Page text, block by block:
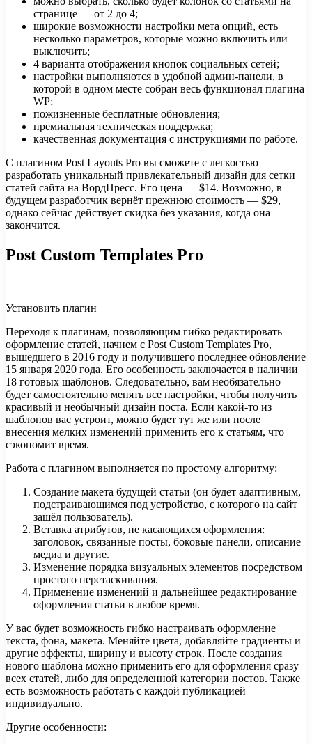
странице — от 2 до 4;
широкие возможности настройки мета опций, есть
несколько параметров, которые можно включить или
выключить;
4 варианта отображения кнопок социальных сетей;
настройки выполняются в удобной админ-панели, в
которой в одном месте собран весь функционал плагина
WP;
пожизненные бесплатные обновления;
премиальная техническая поддержка;
качественная документация с инструкциями по работе.
С плагином Post Layouts Pro вы сможете с легкостью
разработать уникальный привлекательный дизайн для сетки
статей сайта на ВордПресс. Его цена — $14. Возможно, в
будущем разработчик вернёт прежнюю стоимость — $29,
однако сейчас действует скидка без указания, когда она
закончится.
Post Custom Templates Pro
Установить плагин
Переходя к плагинам, позволяющим гибко редактировать
оформление статей, начнем с Post Custom Templates Pro,
вышедшего в 2016 году и получившего последнее обновление
15 января 2020 года. Его особенность заключается в наличии
18 готовых шаблонов. Следовательно, вам необязательно
будет самостоятельно менять все настройки, чтобы получить
красивый и необычный дизайн поста. Если какой-то из
шаблонов вас устроит, можно будет тут же или после
внесения мелких изменений применить его к статьям, что
сэкономит время.
Работа с плагином выполняется по простому алгоритму:
Создание макета будущей статьи (он будет адаптивным,
подстраивающимся под устройство, с которого на сайт
зашёл пользователь).
Вставка атрибутов, не касающихся оформления:
заголовок, связанные посты, боковые панели, описание
медиа и другие.
Изменение порядка визуальных элементов посредством
простого перетаскивания.
Применение изменений и дальнейшее редактирование
оформления статьи в любое время.
У вас будет возможность гибко настраивать оформление
текста, фона, макета. Меняйте цвета, добавляйте градиенты и
другие эффекты, ширину и высоту строк. После создания
нового шаблона можно применить его для оформления сразу
всех статей, либо для определенной категории постов. Также
есть возможность работать с каждой публикацией
индивидуально.
Другие особенности: